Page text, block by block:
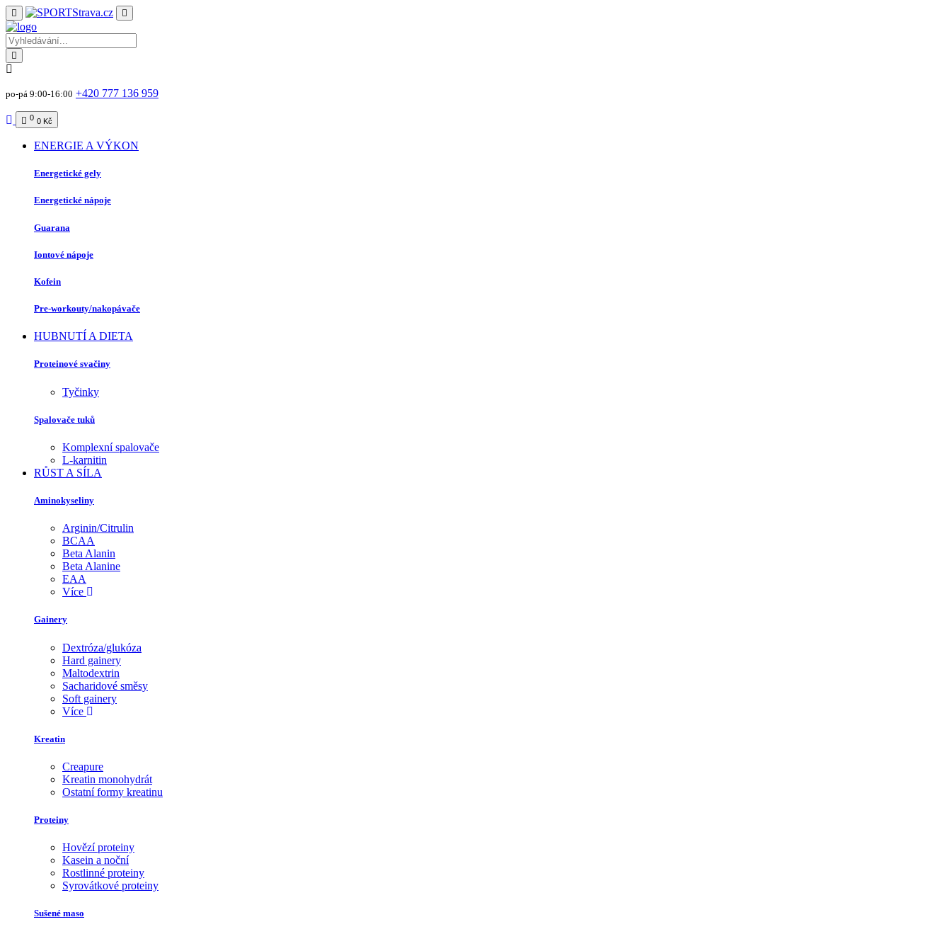
po-pá 9:00-16:00 +420 777 136 959
0 0 Kč
ENERGIE A VÝKON
Energetické gely
Energetické nápoje
Guarana
Iontové nápoje
Kofein
Pre-workouty/nakopávače
HUBNUTÍ A DIETA
Proteinové svačiny
Tyčinky
Spalovače tuků
Komplexní spalovače
L-karnitin
RŮST A SÍLA
Aminokyseliny
Arginin/Citrulin
BCAA
Beta Alanin
Beta Alanine
EAA
Více
Gainery
Dextróza/glukóza
Hard gainery
Maltodextrin
Sacharidové směsy
Soft gainery
Více
Kreatin
Creapure
Kreatin monohydrát
Ostatní formy kreatinu
Proteiny
Hovězí proteiny
Kasein a noční
Rostlinné proteiny
Syrovátkové proteiny
Sušené maso